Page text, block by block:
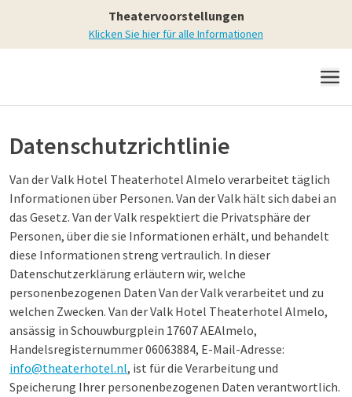
Theatervoorstellungen
Klicken Sie hier für alle Informationen
MENÜ
Datenschutzrichtlinie
Van der Valk Hotel Theaterhotel Almelo verarbeitet täglich
Informationen über Personen. Van der Valk hält sich dabei an
das Gesetz. Van der Valk respektiert die Privatsphäre der
Personen, über die sie Informationen erhält, und behandelt
diese Informationen streng vertraulich. In dieser
Datenschutzerklärung erläutern wir, welche
personenbezogenen Daten Van der Valk verarbeitet und zu
welchen Zwecken. Van der Valk Hotel Theaterhotel Almelo,
ansässig in Schouwburgplein 17607 AEAlmelo,
Handelsregisternummer 06063884, E-Mail-Adresse:
info@theaterhotel.nl, ist für die Verarbeitung und
Speicherung Ihrer personenbezogenen Daten verantwortlich.